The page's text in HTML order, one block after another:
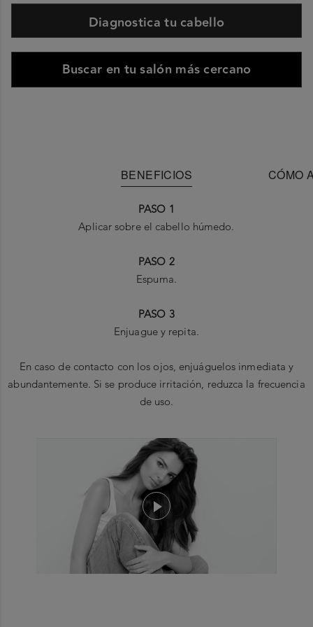
Diagnostica tu cabello
Buscar en tu salón más cercano
BENEFICIOS CÓMO
PASO 1
Aplicar sobre el cabello húmedo.
PASO 2
Espuma.
PASO 3
Enjuague y repita.
En caso de contacto con los ojos, enjuáguelos inmediata y
abundantemente. Si se produce irritación, reduzca la frecuencia
de uso.